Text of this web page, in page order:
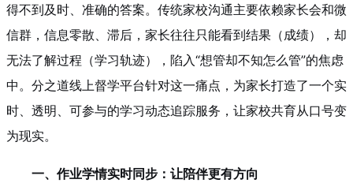
得不到及时、准确的答案。传统家校沟通主要依赖家长会和微
信群，信息零散、滞后，家长往往只能看到结果（成绩），却
无法了解过程（学习轨迹），陷入“想管却不知怎么管”的焦虑
中。分之道线上督学平台针对这一痛点，为家长打造了一个实
时、透明、可参与的学习动态追踪服务，让家校共育从口号变
为现实。
一、作业学情实时同步：让陪伴更有方向